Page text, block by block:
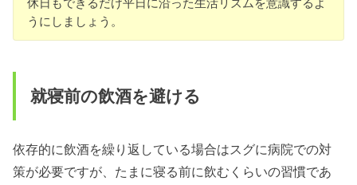
うにしましょう。
就寝前の飲酒を避ける
依存的に飲酒を繰り返している場合はスグに病院での対
策が必要ですが、たまに寝る前に飲むくらいの習慣であ